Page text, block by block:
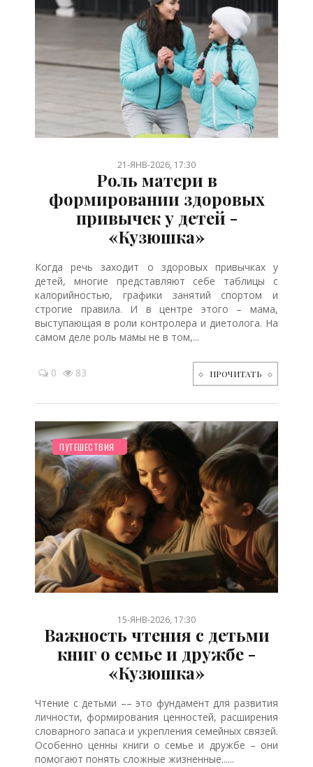
// //////// //
21-ЯНВ-2026, 17:30
Роль матери в
формировании здоровых
привычек у детей -
«Кузюшка»
Когда речь заходит о здоровых привычках у
детей, многие представляют себе таблицы с
калорийностью, графики занятий спортом и
строгие правила. И в центре этого – мама,
выступающая в роли контролера и диетолога. На
самом деле роль мамы не в том,...
0 83 ПРОЧИТАТЬ
СЕМЬЯ
/
НОВОСТИ МИРА
/
РЕБЕНОК
/
ОТДЫХ
/
ДЕТЯМ
/
ПЛАНИРОВАНИЕ
/
ЗДОРОВЬЕ
/
МУЛЬТФИЛЬМЫ
/
СТАТЬИ
/
СТАРШЕ ГОДА
/
ШКОЛЬНИК
/
ДО ГОДА
/
ПСИХОЛОГИЯ
/
БЕРЕМЕННОСТЬ
/
ПУТЕШЕСТВИЯ
15-ЯНВ-2026, 17:30
Важность чтения с детьми
книг о семье и дружбе -
«Кузюшка»
Чтение с детьми –– это фундамент для развития
личности, формирования ценностей, расширения
словарного запаса и укрепления семейных связей.
Особенно ценны книги о семье и дружбе – они
помогают понять сложные жизненные......